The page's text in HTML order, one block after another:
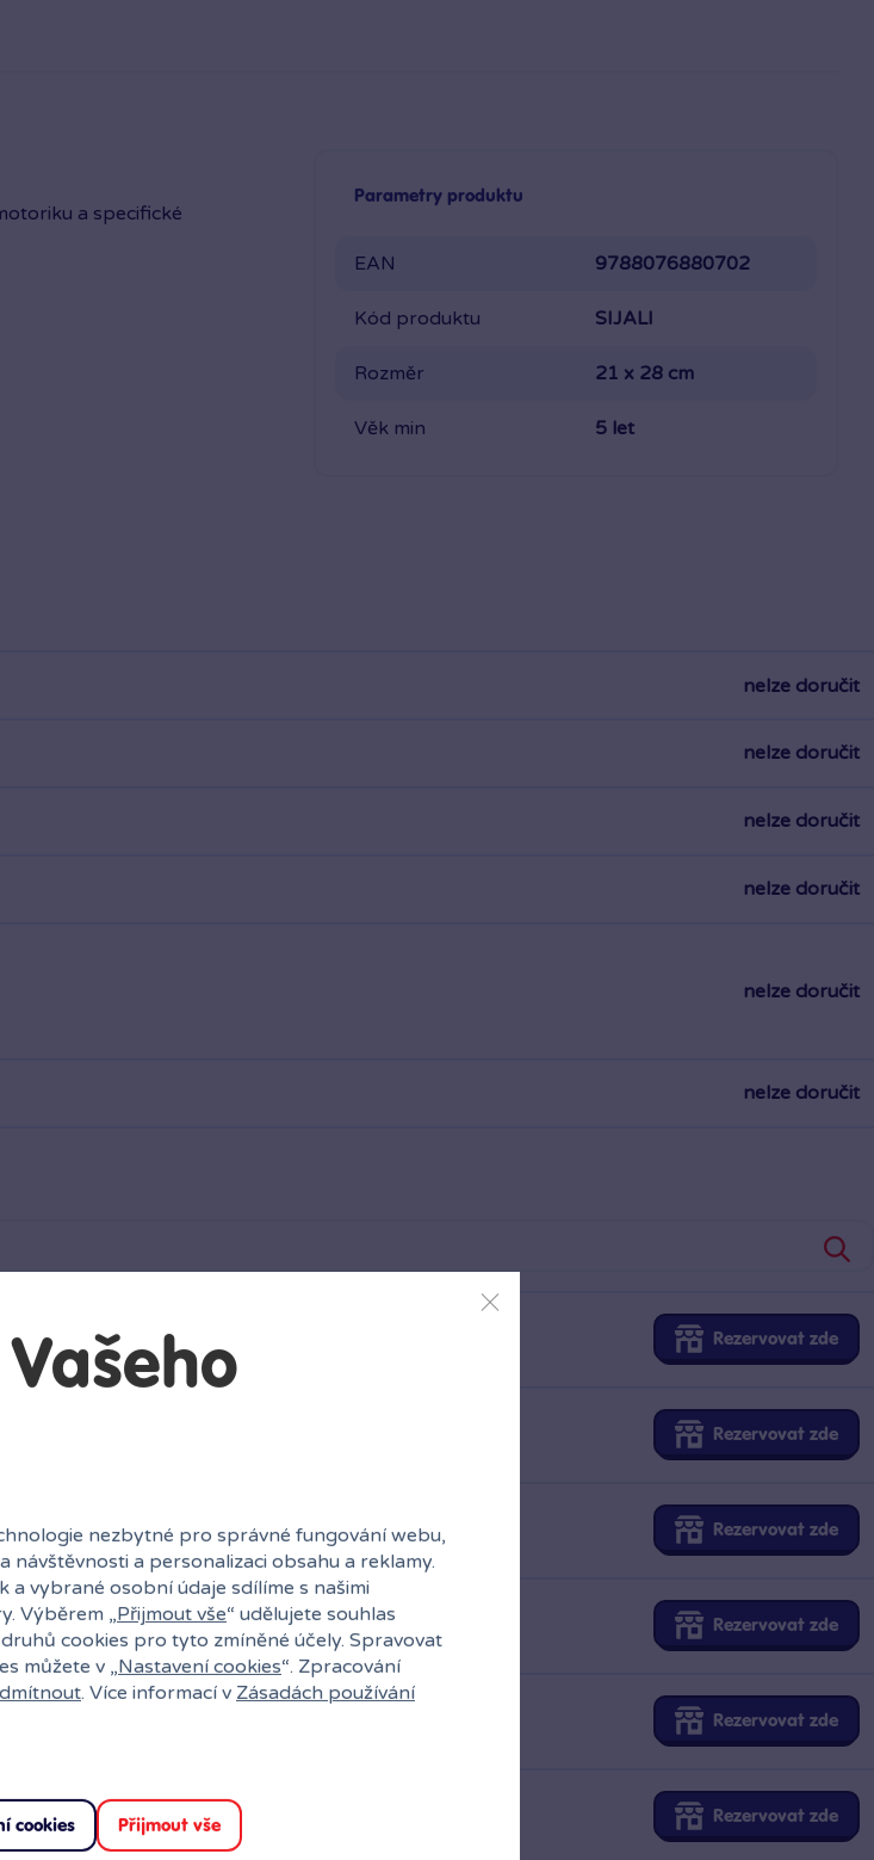
a specifické
Parametry produktu
EAN 9788076880702
Kód produktu SIJALI
Rozměr 21 x 28 cm
Věk min 5 let
nelze doručit
nelze doručit
nelze doručit
nelze doručit
nelze doručit
nelze doručit
Rezervovat zde
Rezervovat zde
Rezervovat zde
Rezervovat zde
Rezervovat zde
Rezervovat zde
nezbytné pro správné fungování webu,
návštěvnosti a personalizaci obsahu a reklamy.
a vybrané osobní údaje sdílíme s našimi
Výběrem „Přijmout vše“ udělujete souhlas
cookies pro tyto zmíněné účely. Spravovat
můžete v „Nastavení cookies“. Zpracování
. Více informací v Zásadách používání
cookies Přijmout vše